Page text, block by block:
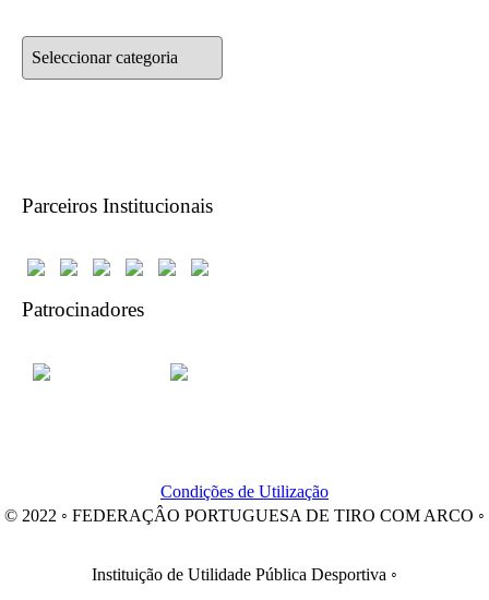
Categorias
Parceiros Institucionais
Patrocinadores
Condições de Utilização
© 2022 ◦ FEDERAÇÂO PORTUGUESA DE TIRO COM ARCO ◦
Instituição de Utilidade Pública Desportiva ◦